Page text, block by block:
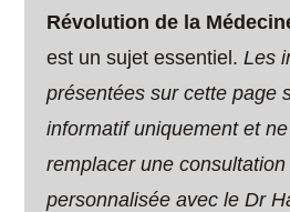
Révolution de la
est un sujet essentiel.Les
présentées sur cette page
informatif uniquement et
remplacer une
personnalisée avec le Dr